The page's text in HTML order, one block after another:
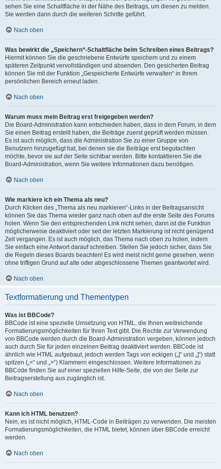
sehen Sie eine Schaltfläche in der Nähe des Beitrags, um diesen zu melden.
Sie werden dann durch die weiteren Schritte geführt.
Nach oben
Was bewirkt die „Speichern“-Schaltfläche beim Schreiben eines Beitrags?
Hiermit können Sie die geschriebene Entwürfe speichern und zu einem
späteren Zeitpunkt vervollständigen und absenden. Den gesicherten Beitrag
können Sie mit der Funktion „Gespeicherte Entwürfe verwalten“ in Ihrem
persönlichen Bereich erneut laden.
Nach oben
Warum muss mein Beitrag erst freigegeben werden?
Die Board-Administration kann entschieden haben, dass in dem Forum, in dem
Sie einen Beitrag erstellt haben, die Beiträge zuerst geprüft werden müssen.
Es ist auch möglich, dass die Administration Sie zu einer Gruppe von
Benutzern hinzugefügt hat, bei denen sie die Beiträge erst begutachten
möchte, bevor sie auf der Seite sichtbar werden. Bitte kontaktieren Sie die
Board-Administration, wenn Sie weitere Informationen dazu benötigen.
Nach oben
Wie markiere ich ein Thema als neu?
Durch Klicken des „Thema als neu markieren“-Links in der Beitragsansicht
können Sie das Thema wieder ganz nach oben auf die erste Seite des Forums
holen. Wenn Sie den entsprechenden Link nicht sehen, dann ist die Funktion
möglicherweise deaktiviert oder seit der letzten Markierung ist nicht genügend
Zeit vergangen. Es ist auch möglich, das Thema nach oben zu holen, indem
Sie einfach eine Antwort darauf schreiben. Stellen Sie jedoch sicher, dass Sie
die Regeln dieses Boards beachten! Es wird meist nicht gerne gesehen, wenn
ohne triftigen Grund auf alte oder abgeschlossene Themen geantwortet wird.
Nach oben
Textformatierung und Thementypen
Was ist BBCode?
BBCode ist eine spezielle Umsetzung von HTML, die Ihnen weitreichende
Formatierungsmöglichkeiten für Ihren Text gibt. Die Rechte zur Verwendung
von BBCode werden durch die Board-Administration vergeben, können jedoch
auch durch Sie für jeden einzelnen Beitrag deaktiviert werden. BBCode ist
ähnlich wie HTML aufgebaut, jedoch werden Tags von eckigen („[“ und „]“) statt
spitzen („<“ und „>“) Klammern eingeschlossen. Weitere Informationen zu
BBCode finden Sie auf einer speziellen Hilfe-Seite, die von der Seite zur
Beitragserstellung aus zugänglich ist.
Nach oben
Kann ich HTML benutzen?
Nein, es ist nicht möglich, HTML-Code in Beiträgen zu verwenden. Die meisten
Formatierungsmöglichkeiten, die HTML bietet, können über BBCode erreicht
werden.
Nach oben